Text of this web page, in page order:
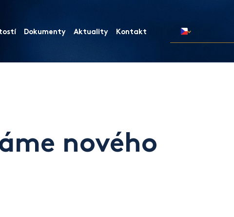
Dokumenty Aktuality Kontakt
nového